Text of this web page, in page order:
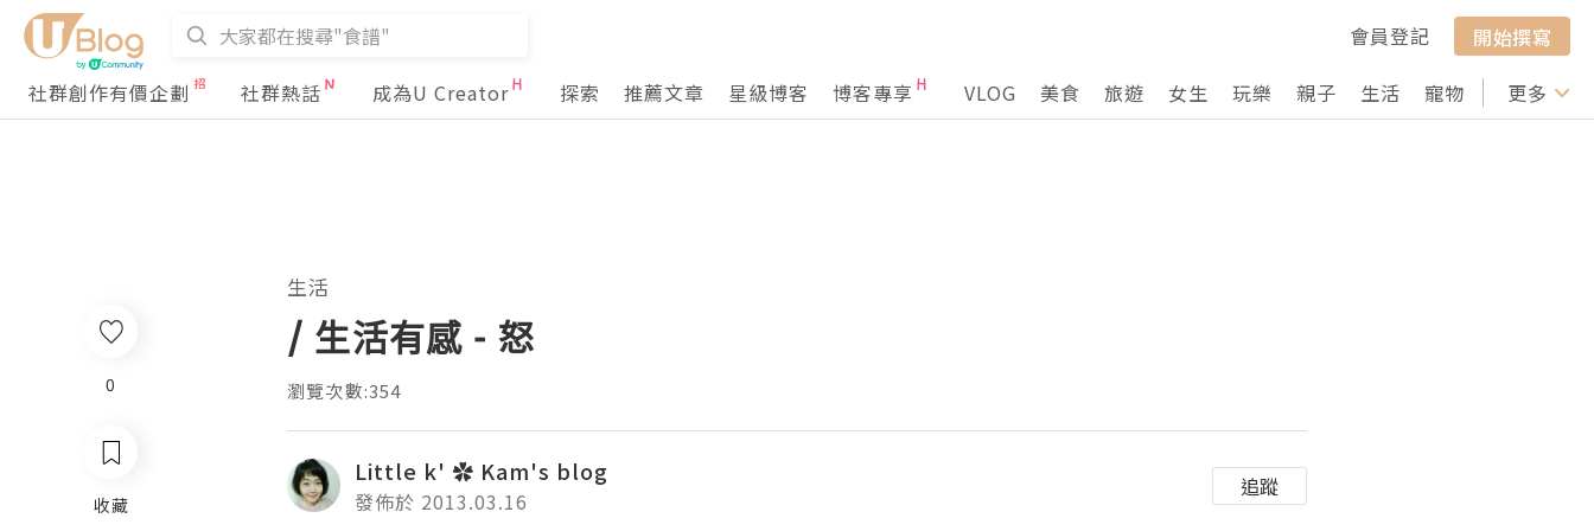
會員登記
開始撰寫
社群創作有價企劃
社群熱話 成為U Creator 探索 推薦文章 星級博客 博客專享 VLOG 美食 旅遊 女生 玩樂 親子 生活 寵物 行山 打卡
更多
生活
/ 生活有感 - 怒
瀏覽次數:354
Little k' ✿ Kam's blog
發佈於 2013.03.16
追蹤
0
收藏